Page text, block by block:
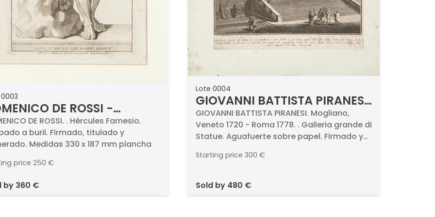
DE ROSSI -
Farnesio
DE ROSSI. . Hércules Farnesio.
a buril. Firmado, titulado y
Medidas 330 x 187 mm plancha
price 250 €
by 360 €
Lote 0004
GIOVANNI BATTISTA PIRANESI
- Galleria grande di Statue
GIOVANNI BATTISTA PIRANESI. Mogliano,
Veneto 1720 - Roma 1778. . Galleria grande di
Statue. Aguafuerte sobre papel. Firmado y
Starting price 300 €
sold by 480 €